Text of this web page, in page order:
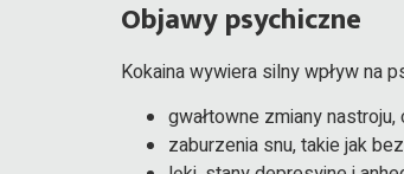
Objawy psychiczne
Kokaina wywiera silny wpływ na
gwałtowne zmiany
zaburzenia snu, takie jak